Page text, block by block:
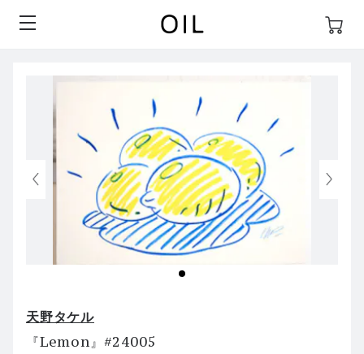
天野タケル
『Lemon』#24005